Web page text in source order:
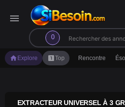
menu
0
search
home Explore looks_oneTop Rencontre
EXTRACTEUR UNIVERSEL À 3